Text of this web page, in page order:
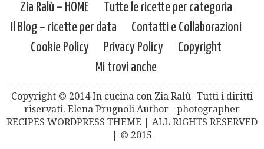
Zia Ralù – HOME
Tutte le ricette per categoria
Il Blog – ricette per data
Contatti e Collaborazioni
Cookie Policy
Privacy Policy
Copyright
Mi trovi anche
Copyright © 2014 In cucina con Zia Ralù- Tutti i diritti
riservati. Elena Prugnoli Author - photographer
RECIPES WORDPRESS THEME | ALL RIGHTS RESERVED
| © 2015